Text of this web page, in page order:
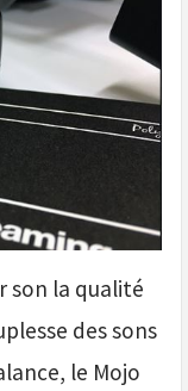
son la qualité
des sons
le Mojo